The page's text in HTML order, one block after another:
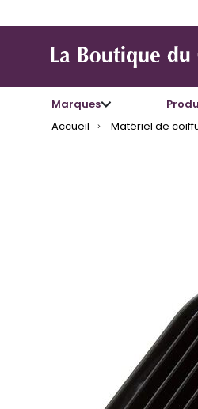
Marques
Accueil Matériel de